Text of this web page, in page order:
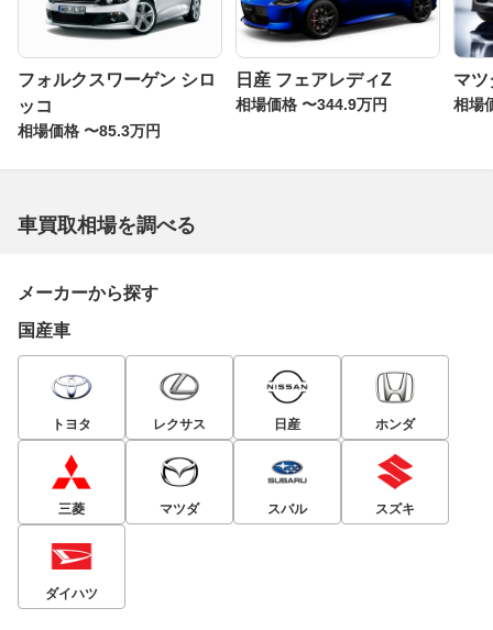
フォルクスワーゲン シロ
ッコ
相場価格 〜85.3万円
日産 フェアレディZ
相場価格 〜344.9万円
マツ
相場
車買取相場を調べる
メーカーから探す
国産車
トヨタ レクサス 日産 ホンダ
三菱 マツダ スバル スズキ
ダイハツ